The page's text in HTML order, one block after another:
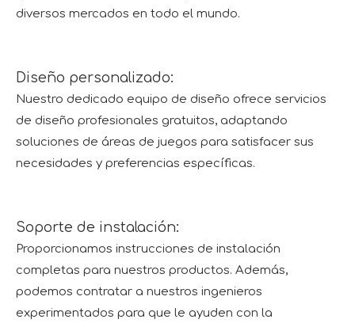
diversos mercados en todo el mundo.
Diseño personalizado:
Nuestro dedicado equipo de diseño ofrece servicios
de diseño profesionales gratuitos, adaptando
soluciones de áreas de juegos para satisfacer sus
necesidades y preferencias específicas.
Soporte de instalación:
Proporcionamos instrucciones de instalación
completas para nuestros productos. Además,
podemos contratar a nuestros ingenieros
experimentados para que le ayuden con la